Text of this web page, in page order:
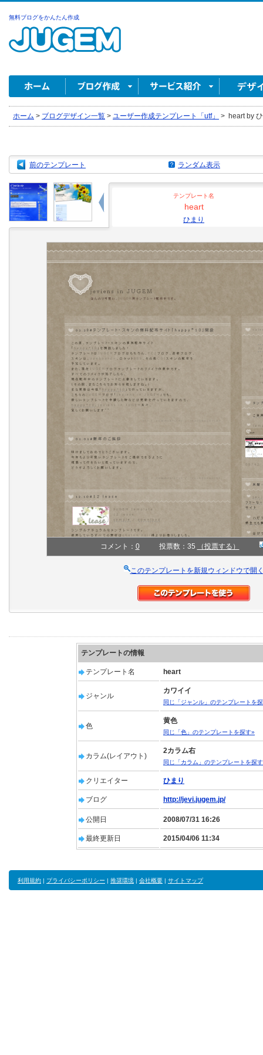
無料ブログをかんたん作成
ホーム > ブログデザイン一覧 > ユーザー作成テンプレート「utf」 > heart by
前のテンプレート ランダム表示
テンプレート名
heart
ひまり
コメント： 0 投票数：35 （投票する）
このテンプレートを新規ウィンドウで開
テンプレートの情報
テンプレート名 heart
ジャンル
カワイイ
同じ「ジャンル」のテンプレートを
色
黄色
同じ「色」のテンプレートを探す»
カラム(レイアウト)
2カラム右
同じ「カラム」のテンプレートを探
クリエイター ひまり
ブログ http://jevi.jugem.jp/
公開日 2008/07/31 16:26
最終更新日 2015/04/06 11:34
利用規約 | プライバシーポリシー | 推奨環境 | 会社概要 | サイトマップ